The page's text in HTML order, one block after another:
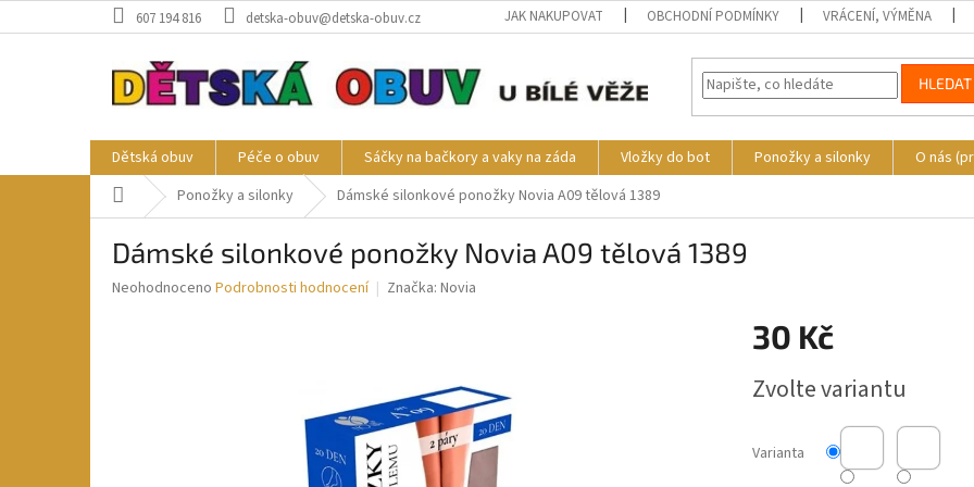
na
607 194 816 detska-obuv@detska-obuv.cz JAK NAKUPOVAT OBCHODNÍ PODMÍNKY VRÁCENÍ, VÝMĚNA
HLEDAT
Dětská obuv Péče o obuv Sáčky na bačkory a vaky na záda Vložky do bot Ponožky a silonky O nás
Domů Ponožky a silonky Dámské silonkové ponožky Novia A09 tělová 1389
Dámské silonkové ponožky Novia A09 tělová 1389
Průměrné
Neohodnoceno Podrobnosti hodnocení Značka: Novia
30 Kč
cena:
Zvolte variantu
Varianta